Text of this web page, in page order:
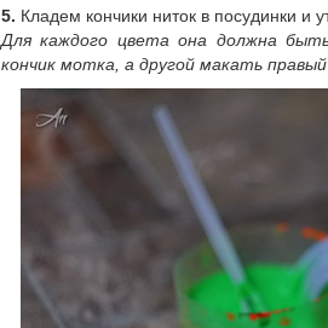
5. Кладем кончики ниток в посудинки и
Для каждого цвета она должна
кончик мотка, а другой макать правый